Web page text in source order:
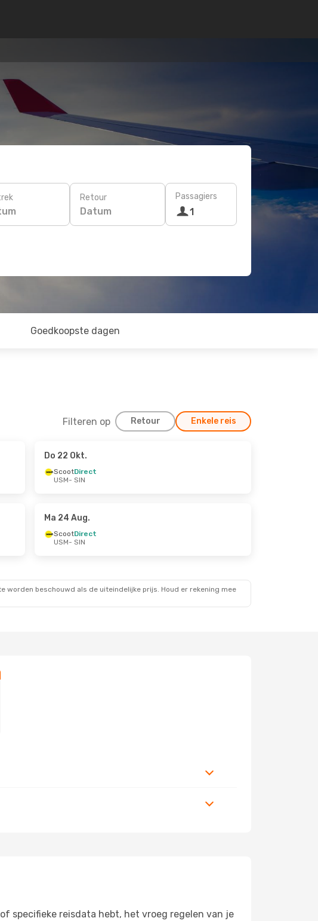
Retour
Datum
Passagiers
1
Goedkoopste dagen
Filteren op Retour Enkele reis
Do 22 Okt.
ScootDirect
USM- SIN
Ma 24 Aug.
ScootDirect
USM- SIN
worden beschouwd als de uiteindelijke prijs. Houd er rekening mee
specifieke reisdata hebt, het vroeg regelen van je